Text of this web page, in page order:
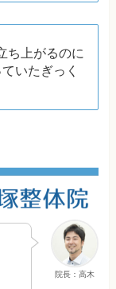
ち上がるのに
いたぎっく
院長：高木